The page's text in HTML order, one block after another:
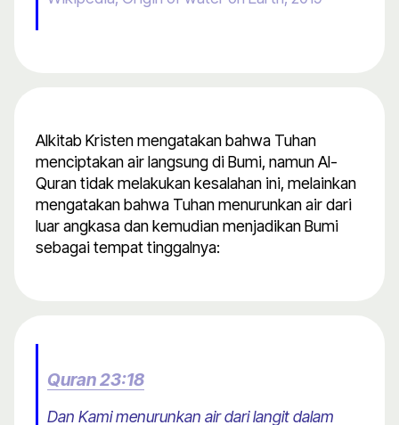
Alkitab Kristen mengatakan bahwa Tuhan
menciptakan air langsung di Bumi, namun Al-
Quran tidak melakukan kesalahan ini, melainkan
mengatakan bahwa Tuhan menurunkan air dari
luar angkasa dan kemudian menjadikan Bumi
sebagai tempat tinggalnya:
Quran 23:18
Dan Kami menurunkan air dari langit dalam